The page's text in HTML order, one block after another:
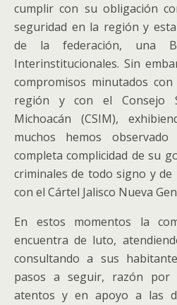
cumplir con su obligación
seguridad en la región y
de la federación, una
Interinstitucionales. Sin
compromisos minutados
región y con el Consejo
Michoacán (CSIM),
muchos hemos
completa complicidad de su
criminales de todo signo y
con el Cártel Jalisco Nueva
En estos momentos la
encuentra de luto,
consultando a sus
pasos a seguir, razón por
atentos y en apoyo a las